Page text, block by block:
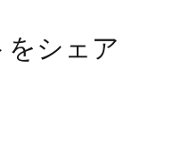
シェア